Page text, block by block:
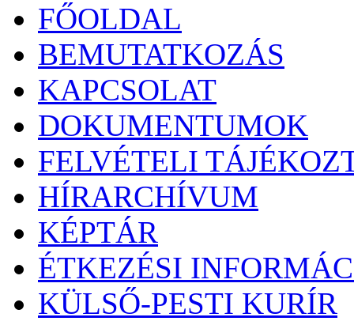
FŐOLDAL
BEMUTATKOZÁS
KAPCSOLAT
DOKUMENTUMOK
FELVÉTELI
HÍRARCHÍVUM
KÉPTÁR
ÉTKEZÉSI
KÜLSŐ-PESTI KURÍR